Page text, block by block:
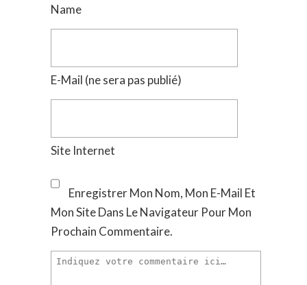
Name
E-Mail (ne sera pas publié)
Site Internet
Enregistrer Mon Nom, Mon E-Mail Et
Mon Site Dans Le Navigateur Pour Mon
Prochain Commentaire.